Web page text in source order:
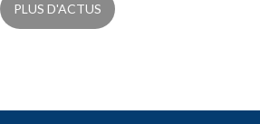
PLUS D'ACTUS